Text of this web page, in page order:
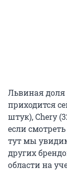
Львиная доля
приходится
штук), Chery
если
тут мы
других
области на